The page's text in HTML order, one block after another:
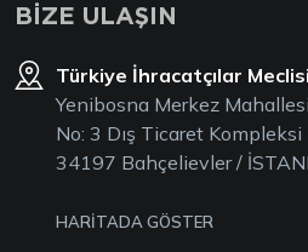
BİZE ULAŞIN
Türkiye İhracatçılar Meclisi
Yenibosna Merkez
No: 3 Dış Ticaret
34197 Bahçelievler /
HARİTADA GÖSTER